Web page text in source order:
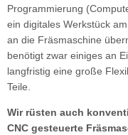
Programmierung
ein digitales Werkstück
an die Fräsmaschine
benötigt zwar einiges an
langfristig eine große
Teile.
Wir rüsten auch
CNC gesteuerte